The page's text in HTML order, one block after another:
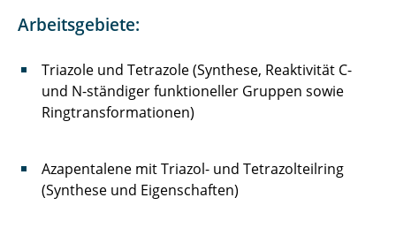
Arbeitskreis Prof. Dr. Matthias Schiedel
Arbeitskreis Prof. Dr. Bettina Wahrig
Arbeitskreis Prof. Dr. S. Eldeeb
Arbeitskreis Prof. Dr. Conrad Kunick
Prof. Dr. D. Moderhack (a.D.)
Arbeitsgebiete:
Triazole und Tetrazole (Synthese, Reaktivität C-
und N-ständiger funktioneller Gruppen sowie
Ringtransformationen)
Azapentalene mit Triazol- und Tetrazolteilring
(Synthese und Eigenschaften)